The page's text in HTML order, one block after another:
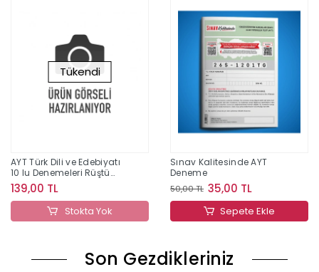
Tükendi
AYT Türk Dili ve Edebiyatı
10 lu Denemeleri Rüştü
Hoca
139,00 TL
Stokta Yok
Sınav Kalitesinde AYT
Deneme
50,00 TL 35,00 TL
Sepete Ekle
Son Gezdikleriniz